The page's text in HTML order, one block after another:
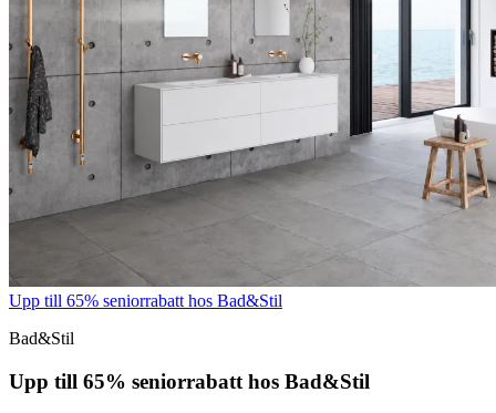
Upp till 65% seniorrabatt hos Bad&Stil
Bad&Stil
Upp till 65% seniorrabatt hos Bad&Stil